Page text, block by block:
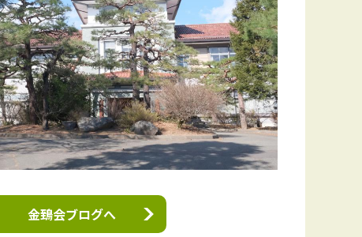
金鵄会ブログへ